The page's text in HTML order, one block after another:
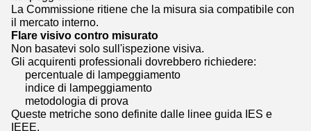
La Commissione ritiene che la misura sia compatibile con
il mercato interno.
Flare visivo contro misurato
Non basatevi solo sull'ispezione visiva.
Gli acquirenti professionali dovrebbero richiedere:
percentuale di lampeggiamento
indice di lampeggiamento
metodologia di prova
Queste metriche sono definite dalle linee guida IES e
IEEE.